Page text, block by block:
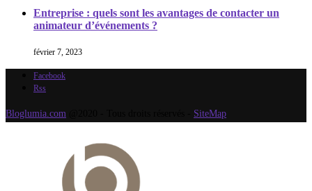
Entreprise : quels sont les avantages de contacter un
animateur d’événements ?
février 7, 2023
Facebook
Rss
Bloglumia.com SiteMap